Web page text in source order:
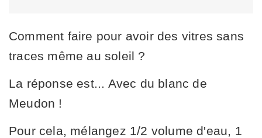
Comment faire pour avoir des vitres sans
traces même au soleil ?
La réponse est... Avec du blanc de
Meudon !
Pour cela, mélangez 1/2 volume d'eau, 1